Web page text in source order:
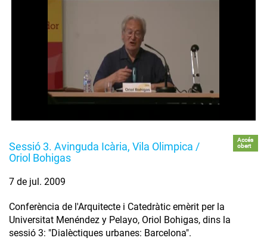
Sessió 3. Avinguda Icària, Vila Olimpica /
Oriol Bohigas
Accés
obert
7 de jul. 2009
Conferència de l'Arquitecte i Catedràtic emèrit per la
Universitat Menéndez y Pelayo, Oriol Bohigas, dins la
sessió 3: "Dialèctiques urbanes: Barcelona".